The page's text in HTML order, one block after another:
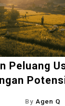
Peluang
By Agen Q